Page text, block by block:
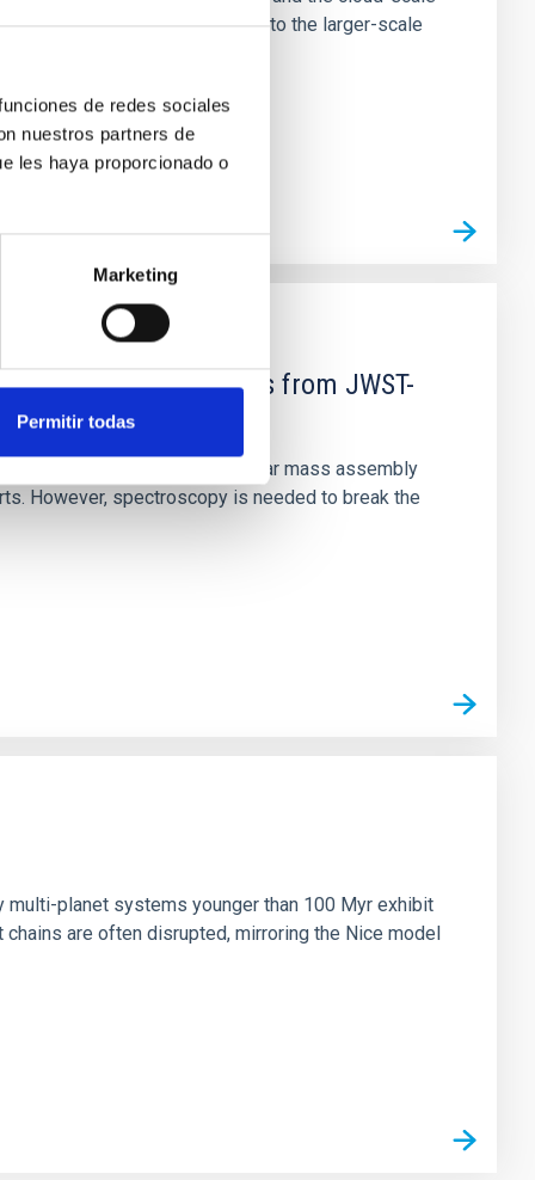
de redes sociales
nuestros partners de
les haya proporcionado o
Marketing
Permitir todas
appear random with respect to the larger-scale
abundance gradients from JWST-
formation quenching and stellar mass assembly
However, spectroscopy is needed to break the
planet systems younger than 100 Myr exhibit
are often disrupted, mirroring the Nice model